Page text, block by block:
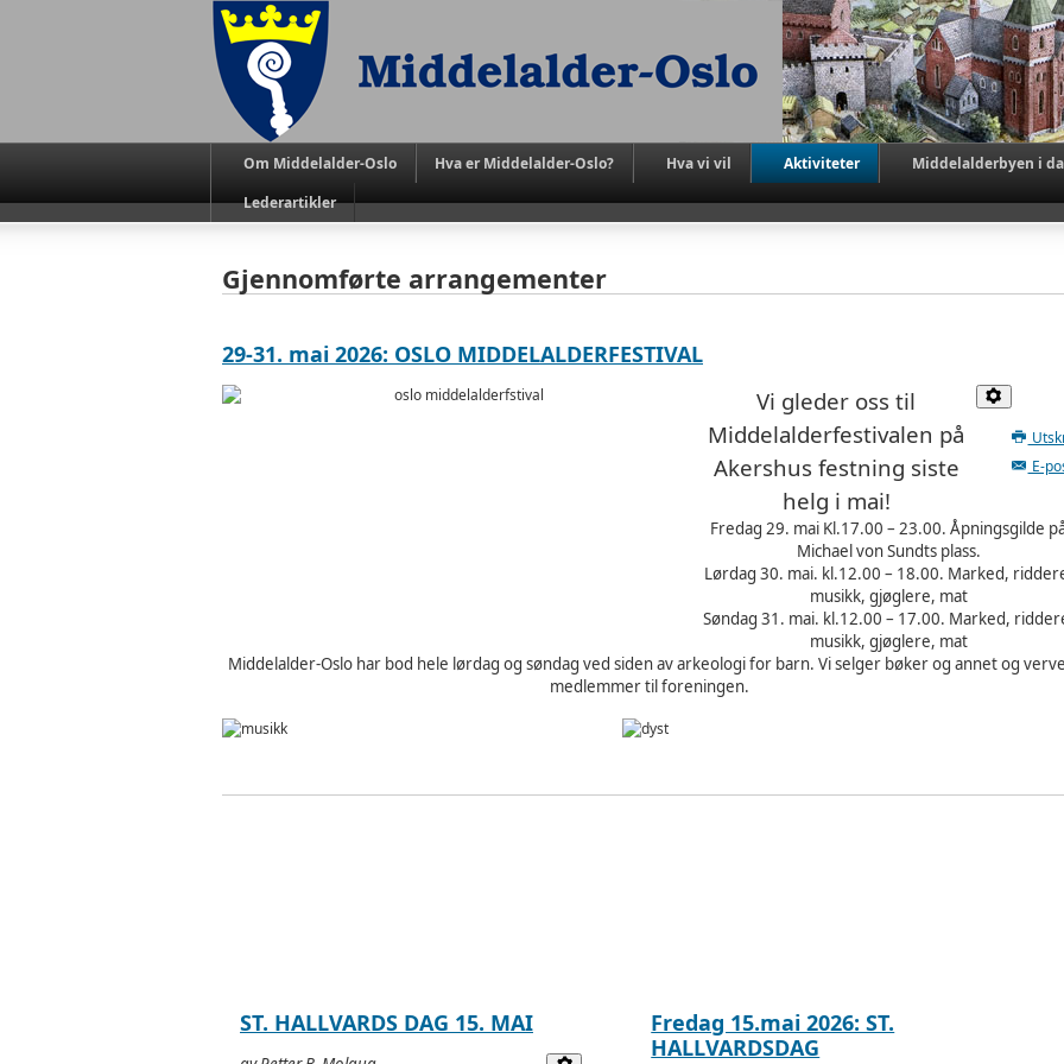
Om Middelalder-Oslo Hva er Middelalder-Oslo? Hva vi vil Aktiviteter Middelalderbyen i
Lederartikler
Gjennomførte arrangementer
29-31. mai 2026: OSLO MIDDELALDERFESTIVAL
E-
Vi gleder oss til
Middelalderfestivalen på
Akershus festning siste
helg i mai!
Fredag 29. mai Kl.17.00 – 23.00. Åpningsgilde
Michael von Sundts plass.
Lørdag 30. mai. kl.12.00 – 18.00. Marked,
musikk, gjøglere, mat
Søndag 31. mai. kl.12.00 – 17.00. Marked,
musikk, gjøglere, mat
Middelalder-Oslo har bod hele lørdag og søndag ved siden av arkeologi for barn. Vi selger bøker og annet og
medlemmer til foreningen.
ST. HALLVARDS DAG 15. MAI
Fredag 15.mai 2026: ST.
HALLVARDSDAG